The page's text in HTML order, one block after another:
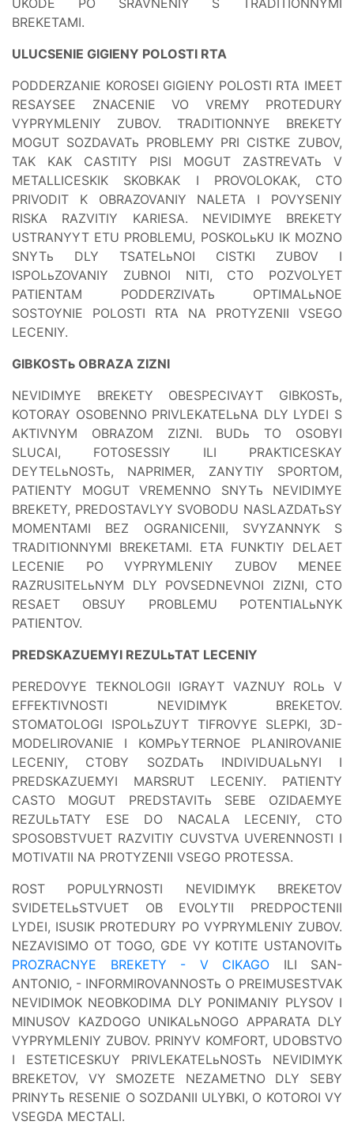
BREKETAMI.
ULUCSENIE GIGIENY POLOSTI RTA
PODDERZANIE KOROSEI GIGIENY POLOSTI RTA IMEET
RESAYSEE ZNACENIE VO VREMY PROTEDURY
VYPRYMLENIY ZUBOV. TRADITIONNYE BREKETY
MOGUT SOZDAVATь PROBLEMY PRI CISTKE ZUBOV,
TAK KAK CASTITY PISI MOGUT ZASTREVATь V
METALLICESKIK SKOBKAK I PROVOLOKAK, CTO
PRIVODIT K OBRAZOVANIY NALETA I POVYSENIY
RISKA RAZVITIY KARIESA. NEVIDIMYE BREKETY
USTRANYYT ETU PROBLEMU, POSKOLьKU IK MOZNO
SNYTь DLY TSATELьNOI CISTKI ZUBOV I
ISPOLьZOVANIY ZUBNOI NITI, CTO POZVOLYET
PATIENTAM PODDERZIVATь OPTIMALьNOE
SOSTOYNIE POLOSTI RTA NA PROTYZENII VSEGO
LECENIY.
GIBKOSTь OBRAZA ZIZNI
NEVIDIMYE BREKETY OBESPECIVAYT GIBKOSTь,
KOTORAY OSOBENNO PRIVLEKATELьNA DLY LYDEI S
AKTIVNYM OBRAZOM ZIZNI. BUDь TO OSOBYI
SLUCAI, FOTOSESSIY ILI PRAKTICESKAY
DEYTELьNOSTь, NAPRIMER, ZANYTIY SPORTOM,
PATIENTY MOGUT VREMENNO SNYTь NEVIDIMYE
BREKETY, PREDOSTAVLYY SVOBODU NASLAZDATьSY
MOMENTAMI BEZ OGRANICENII, SVYZANNYK S
TRADITIONNYMI BREKETAMI. ETA FUNKTIY DELAET
LECENIE PO VYPRYMLENIY ZUBOV MENEE
RAZRUSITELьNYM DLY POVSEDNEVNOI ZIZNI, CTO
RESAET OBSUY PROBLEMU POTENTIALьNYK
PATIENTOV.
PREDSKAZUEMYI REZULьTAT LECENIY
PEREDOVYE TEKNOLOGII IGRAYT VAZNUY ROLь V
EFFEKTIVNOSTI NEVIDIMYK BREKETOV.
STOMATOLOGI ISPOLьZUYT TIFROVYE SLEPKI, 3D-
MODELIROVANIE I KOMPьYTERNOE PLANIROVANIE
LECENIY, CTOBY SOZDATь INDIVIDUALьNYI I
PREDSKAZUEMYI MARSRUT LECENIY. PATIENTY
CASTO MOGUT PREDSTAVITь SEBE OZIDAEMYE
REZULьTATY ESE DO NACALA LECENIY, CTO
SPOSOBSTVUET RAZVITIY CUVSTVA UVERENNOSTI I
MOTIVATII NA PROTYZENII VSEGO PROTESSA.
ROST POPULYRNOSTI NEVIDIMYK BREKETOV
SVIDETELьSTVUET OB EVOLYTII PREDPOCTENII
LYDEI, ISUSIK PROTEDURY PO VYPRYMLENIY ZUBOV.
NEZAVISIMO OT TOGO, GDE VY KOTITE USTANOVITь
PROZRACNYE BREKETY - V CIKAGO ILI SAN-
ANTONIO, - INFORMIROVANNOSTь O PREIMUSESTVAK
NEVIDIMOK NEOBKODIMA DLY PONIMANIY PLYSOV I
MINUSOV KAZDOGO UNIKALьNOGO APPARATA DLY
VYPRYMLENIY ZUBOV. PRINYV KOMFORT, UDOBSTVO
I ESTETICESKUY PRIVLEKATELьNOSTь NEVIDIMYK
BREKETOV, VY SMOZETE NEZAMETNO DLY SEBY
PRINYTь RESENIE O SOZDANII ULYBKI, O KOTOROI VY
VSEGDA MECTALI.